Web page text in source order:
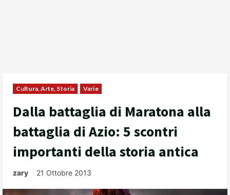
Cultura, Arte, Storia Varie
Dalla battaglia di Maratona alla
battaglia di Azio: 5 scontri
importanti della storia antica
zary 21 Ottobre 2013